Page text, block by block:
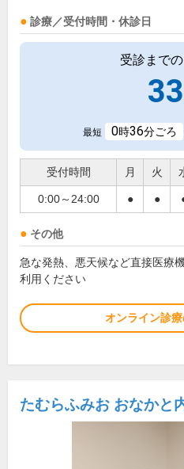
診療／受付時間・休診日
受診まで
33
最短 0時36分ごろ
受付時間 月 火
0:00～24:00 ● ●
その他
急な発熱、悪天候など直接医療
利用ください
オンライン診
たむらふみお おなかと